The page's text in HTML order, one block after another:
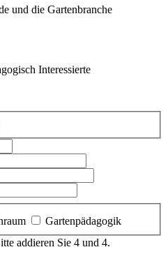
und die Gartenbranche
Interessierte
Gartenpädagogik
addieren Sie 4 und 4.